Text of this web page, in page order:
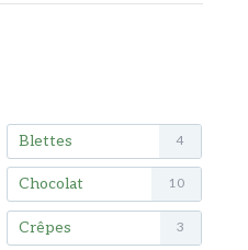
Blettes 4
Chocolat 10
Crêpes 3